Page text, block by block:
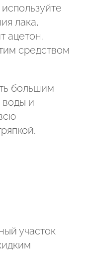
лака,
ацетон.
средством
большим
воды и
участок